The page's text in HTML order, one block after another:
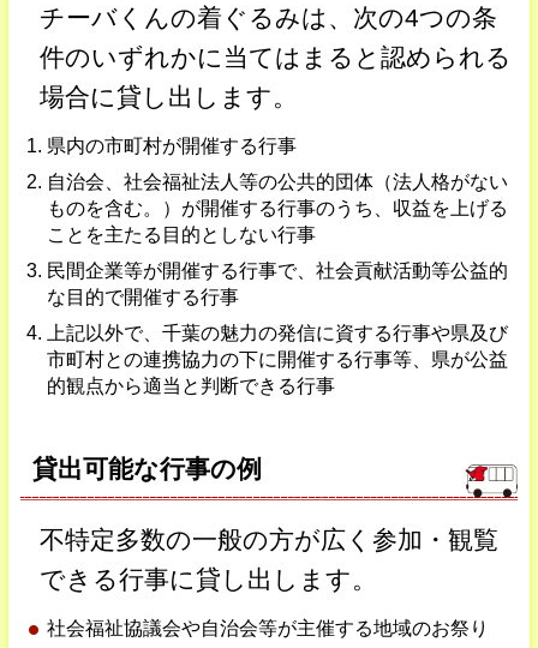
チーバくんの着ぐるみは、次の4つの条
件のいずれかに当てはまると認められる
場合に貸し出します。
県内の市町村が開催する行事
自治会、社会福祉法人等の公共的団体（法人格がない
ものを含む。）が開催する行事のうち、収益を上げる
ことを主たる目的としない行事
民間企業等が開催する行事で、社会貢献活動等公益的
な目的で開催する行事
上記以外で、千葉の魅力の発信に資する行事や県及び
市町村との連携協力の下に開催する行事等、県が公益
的観点から適当と判断できる行事
貸出可能な行事の例
不特定多数の一般の方が広く参加・観覧
できる行事に貸し出します。
社会福祉協議会や自治会等が主催する地域のお祭り